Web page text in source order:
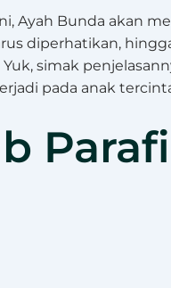
Ayah Bunda akan
diperhatikan,
simak
pada anak